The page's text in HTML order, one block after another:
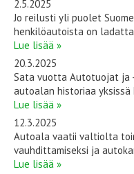
2.5.2025
Jo reilusti yli puolet
henkilöautoista on
Lue lisää »
20.3.2025
Sata vuotta Autotuojat ja
autoalan historiaa yksissä
Lue lisää »
12.3.2025
Autoala vaatii valtiolta
vauhdittamiseksi ja
Lue lisää »